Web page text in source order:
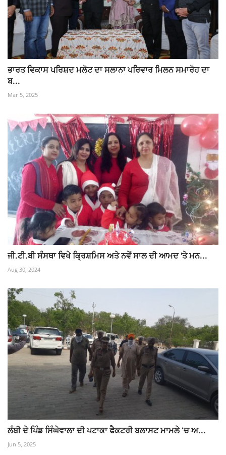
ਭਾਰਤ ਵਿਕਾਸ ਪਰਿਸ਼ਦ ਮਲੋਟ ਦਾ ਸਲਾਨਾ ਪਰਿਵਾਰ ਮਿਲਨ ਸਮਾਰੋਹ ਦਾ
ਬ...
Mar 5, 2025
ਜੀ.ਟੀ.ਬੀ ਸੰਸਥਾ ਵਿਖੇ ਕ੍ਰਿਸ਼ਮਿਸ ਅਤੇ ਨਵੇਂ ਸਾਲ ਦੀ ਆਮਦ 'ਤੇ ਮਨ...
Aug 30, 2024
ਲੰਬੀ ਦੇ ਪਿੰਡ ਸਿੰਘੇਵਾਲਾ ਦੀ ਪਟਾਕਾ ਫੈਕਟਰੀ ਬਲਾਸਟ ਮਾਮਲੇ ‘ਚ ਅ...
Jun 5, 2025